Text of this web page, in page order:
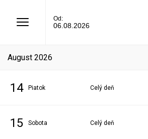
Od:
06.08.2026
august 2026
14 piatok Celý deň
15 sobota Celý deň